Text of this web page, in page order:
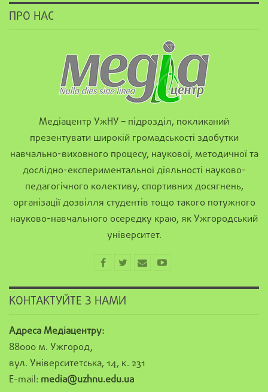
ПРО НАС
Медіацентр УжНУ – підрозділ, покликаний
презентувати широкій громадськості здобутки
навчально-виховного процесу, наукової, методичної та
дослідно-експериментальної діяльності науково-
педагогічного колективу, спортивних досягнень,
організації дозвілля студентів тощо такого потужного
науково-навчального осередку краю, як Ужгородський
університет.
КОНТАКТУЙТЕ З НАМИ
Адреса Медіацентру:
88000 м. Ужгород,
вул. Університетська, 14, к. 231
E-mail: media@uzhnu.edu.ua